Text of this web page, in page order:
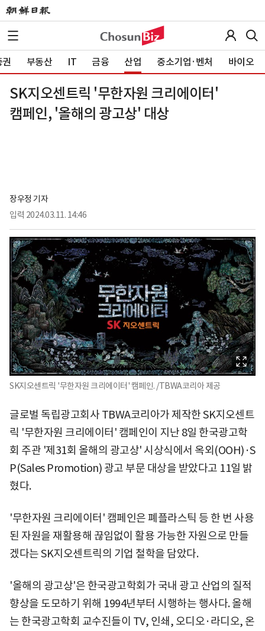
부동산 IT 금융 산업 중소기업·벤처 바이오
SK지오센트릭 '무한자원 크리에이터'
캠페인, '올해의 광고상' 대상
장우정 기자
입력 2024.03.11. 14:46
SK지오센트릭 '무한자원 크리에이터' 캠페인. /TBWA코리아 제공
글로벌 독립광고회사 TBWA코리아가 제작한 SK지오센트
릭 '무한자원 크리에이터' 캠페인이 지난 8일 한국광고학
회 주관 '제31회 올해의 광고상' 시상식에서 옥외(OOH)·S
P(Sales Promotion) 광고 부문 대상을 받았다고 11일 밝
혔다.
'무한자원 크리에이터' 캠페인은 폐플라스틱 등 한 번 사용
된 자원을 재활용해 끊임없이 활용 가능한 자원으로 만들
겠다는 SK지오센트릭의 기업 철학을 담았다.
'올해의 광고상'은 한국광고학회가 국내 광고 산업의 질적
향상을 도모하기 위해 1994년부터 시행하는 행사다. 올해
는 한국광고학회 교수진들이 TV, 인쇄, 오디오·라디오, 온